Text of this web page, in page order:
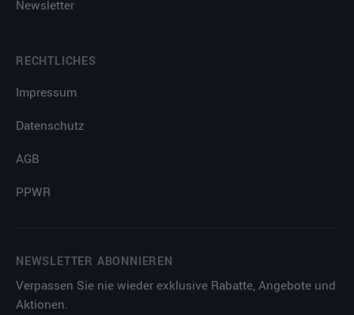
Newsletter
RECHTLICHES
Impressum
Datenschutz
AGB
PPWR
NEWSLETTER ABONNIEREN
Verpassen Sie nie wieder exklusive Rabatte, Angebote und
Aktionen.